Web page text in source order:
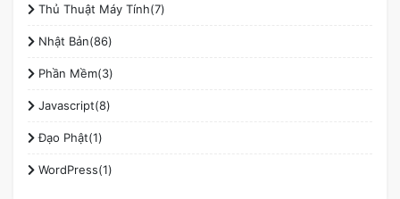
Thủ Thuật Máy Tính(7)
Nhật Bản(86)
Phần Mềm(3)
Javascript(8)
Đạo Phật(1)
WordPress(1)